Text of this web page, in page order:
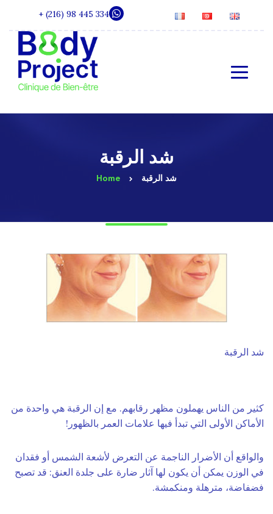
+ (216) 98 445 334
شد الرقبة
Home شد الرقبة
شد الرقبة
كثير من الناس يهملون مظهر رقابهم. مع إن الرقبة هي واحدة من
الأماكن الأولى التي تبدأ فيها علامات العمر بالظهور!
والواقع أن الأضرار الناجمة عن التعرض لأشعة الشمس أو فقدان
في الوزن يمكن أن يكون لها آثار ضارة على جلدة العنق: قد تصبح
فضفاضة، مترهلة ومنكمشة.